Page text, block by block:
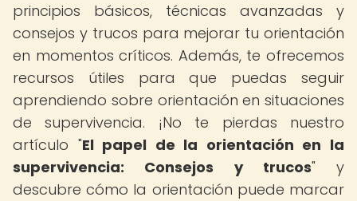
principios básicos, técnicas avanzadas y
consejos y trucos para mejorar tu orientación
en momentos críticos. Además, te ofrecemos
recursos útiles para que puedas seguir
aprendiendo sobre orientación en situaciones
de supervivencia. ¡No te pierdas nuestro
artículo "El papel de la orientación en la
supervivencia: Consejos y trucos" y
descubre cómo la orientación puede marcar